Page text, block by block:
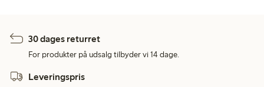
30 dages returret
For produkter på udsalg tilbyder vi 14 dage.
Leveringspris